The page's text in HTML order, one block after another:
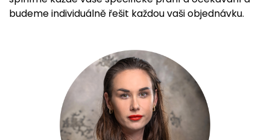
budeme individuálně řešit každou vaši objednávku.